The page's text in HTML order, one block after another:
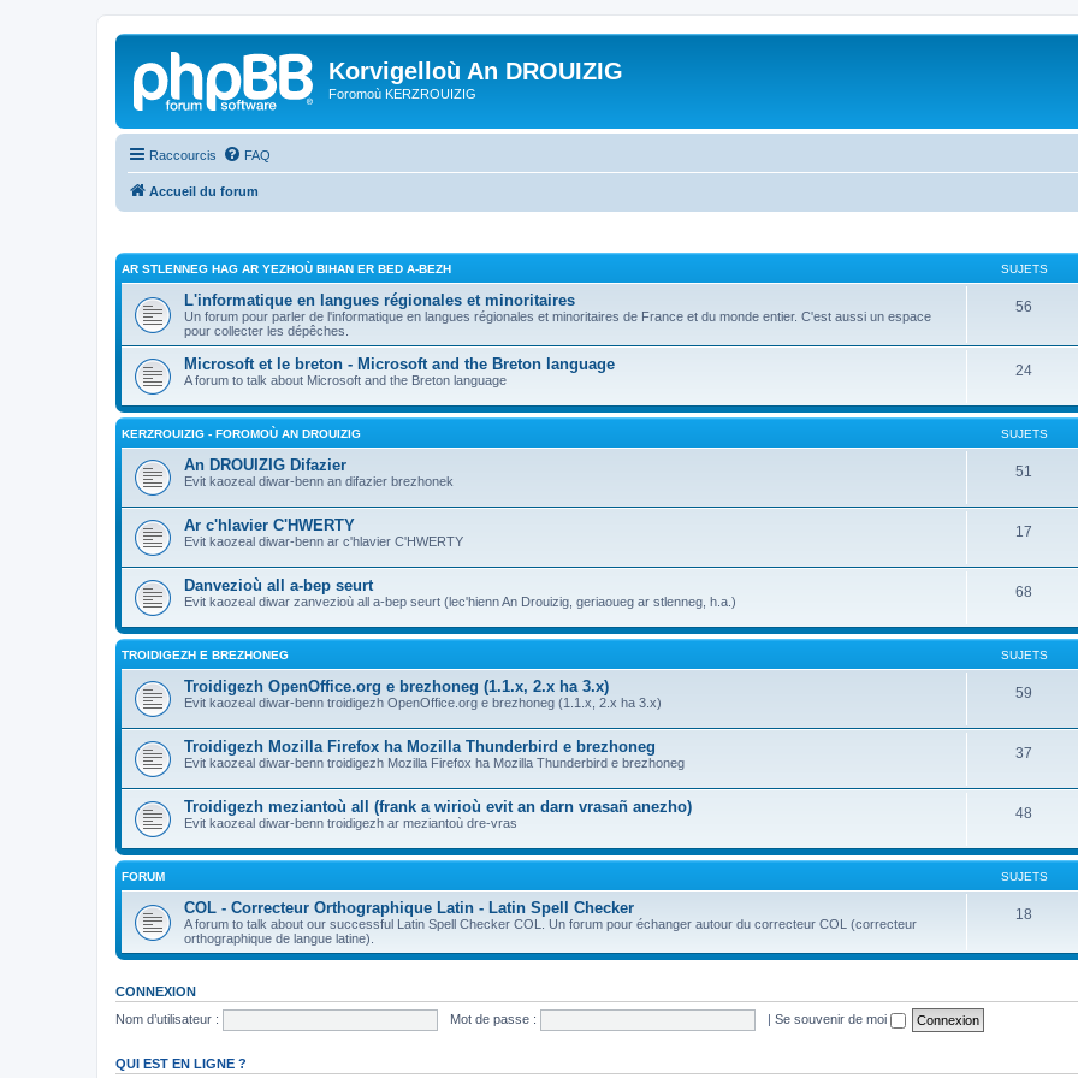
Korvigelloù An DROUIZIG
Foromoù KERZROUIZIG
Raccourcis FAQ
Accueil du forum
AR STLENNEG HAG AR YEZHOÙ BIHAN ER BED A-BEZH SUJETS
L'informatique en langues régionales et minoritaires
Un forum pour parler de l'informatique en langues régionales et minoritaires de France et du monde entier. C'est aussi un espace
pour collecter les dépêches.
56
Microsoft et le breton - Microsoft and the Breton language
A forum to talk about Microsoft and the Breton language
24
KERZROUIZIG - FOROMOÙ AN DROUIZIG SUJETS
An DROUIZIG Difazier
Evit kaozeal diwar-benn an difazier brezhonek
51
Ar c'hlavier C'HWERTY
Evit kaozeal diwar-benn ar c'hlavier C'HWERTY
17
Danvezioù all a-bep seurt
Evit kaozeal diwar zanvezioù all a-bep seurt (lec'hienn An Drouizig, geriaoueg ar stlenneg, h.a.)
68
TROIDIGEZH E BREZHONEG SUJETS
Troidigezh OpenOffice.org e brezhoneg (1.1.x, 2.x ha 3.x)
Evit kaozeal diwar-benn troidigezh OpenOffice.org e brezhoneg (1.1.x, 2.x ha 3.x)
59
Troidigezh Mozilla Firefox ha Mozilla Thunderbird e brezhoneg
Evit kaozeal diwar-benn troidigezh Mozilla Firefox ha Mozilla Thunderbird e brezhoneg
37
Troidigezh meziantoù all (frank a wirioù evit an darn vrasañ anezho)
Evit kaozeal diwar-benn troidigezh ar meziantoù dre-vras
48
FORUM SUJETS
COL - Correcteur Orthographique Latin - Latin Spell Checker
A forum to talk about our successful Latin Spell Checker COL. Un forum pour échanger autour du correcteur COL (correcteur
orthographique de langue latine).
18
CONNEXION
Nom d’utilisateur :
Mot de passe : | Se souvenir de moi
QUI EST EN LIGNE ?